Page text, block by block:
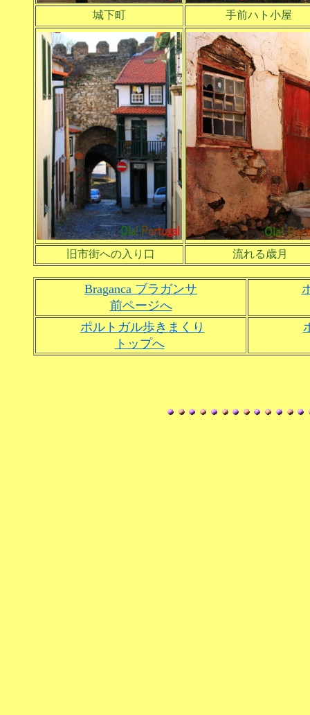
城下町 手前ハト小屋
旧市街への入り口 流れる歳月
Braganca ブラガンサ
前ページへ
ポルトガル歩きまくり
トップへ